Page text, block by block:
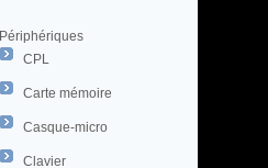
Périphériques
CPL
Carte mémoire
Casque-micro
Clavier